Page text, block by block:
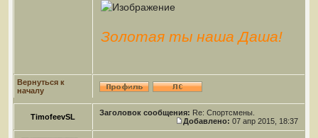
Золотая ты наша Даша!
Вернуться к
началу
TimofeevSL Заголовок сообщения: Re: Спортсмены.
Добавлено: 07 апр 2015, 18:37